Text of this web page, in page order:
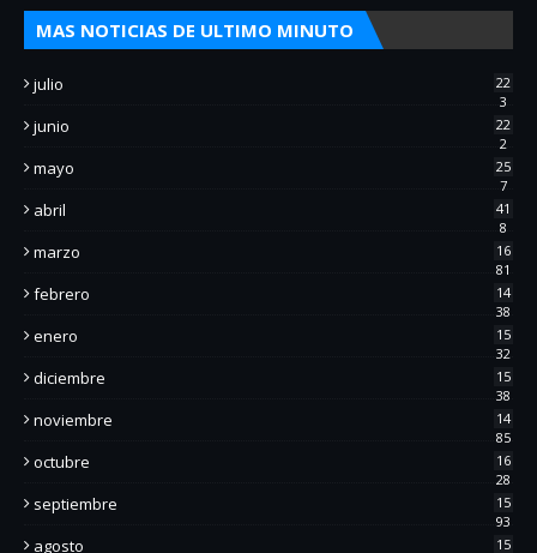
MAS NOTICIAS DE ULTIMO MINUTO
julio
22
3
junio
22
2
mayo
25
7
abril
41
8
marzo
16
81
febrero
14
38
enero
15
32
diciembre
15
38
noviembre
14
85
octubre
16
28
septiembre
15
93
agosto 15